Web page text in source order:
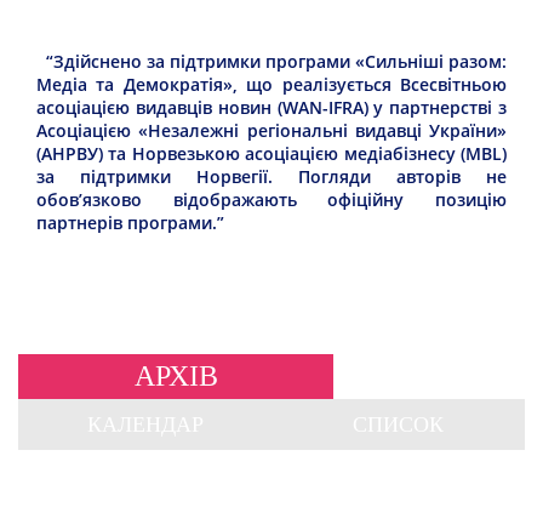
“Здійснено за підтримки програми «Сильніші разом:
Медіа та Демократія», що реалізується Всесвітньою
асоціацією видавців новин (WAN-IFRA) у партнерстві з
Асоціацією «Незалежні регіональні видавці України»
(АНРВУ) та Норвезькою асоціацією медіабізнесу (MBL)
за підтримки Норвегії. Погляди авторів не
обов’язково відображають офіційну позицію
партнерів програми.”
АРХІВ